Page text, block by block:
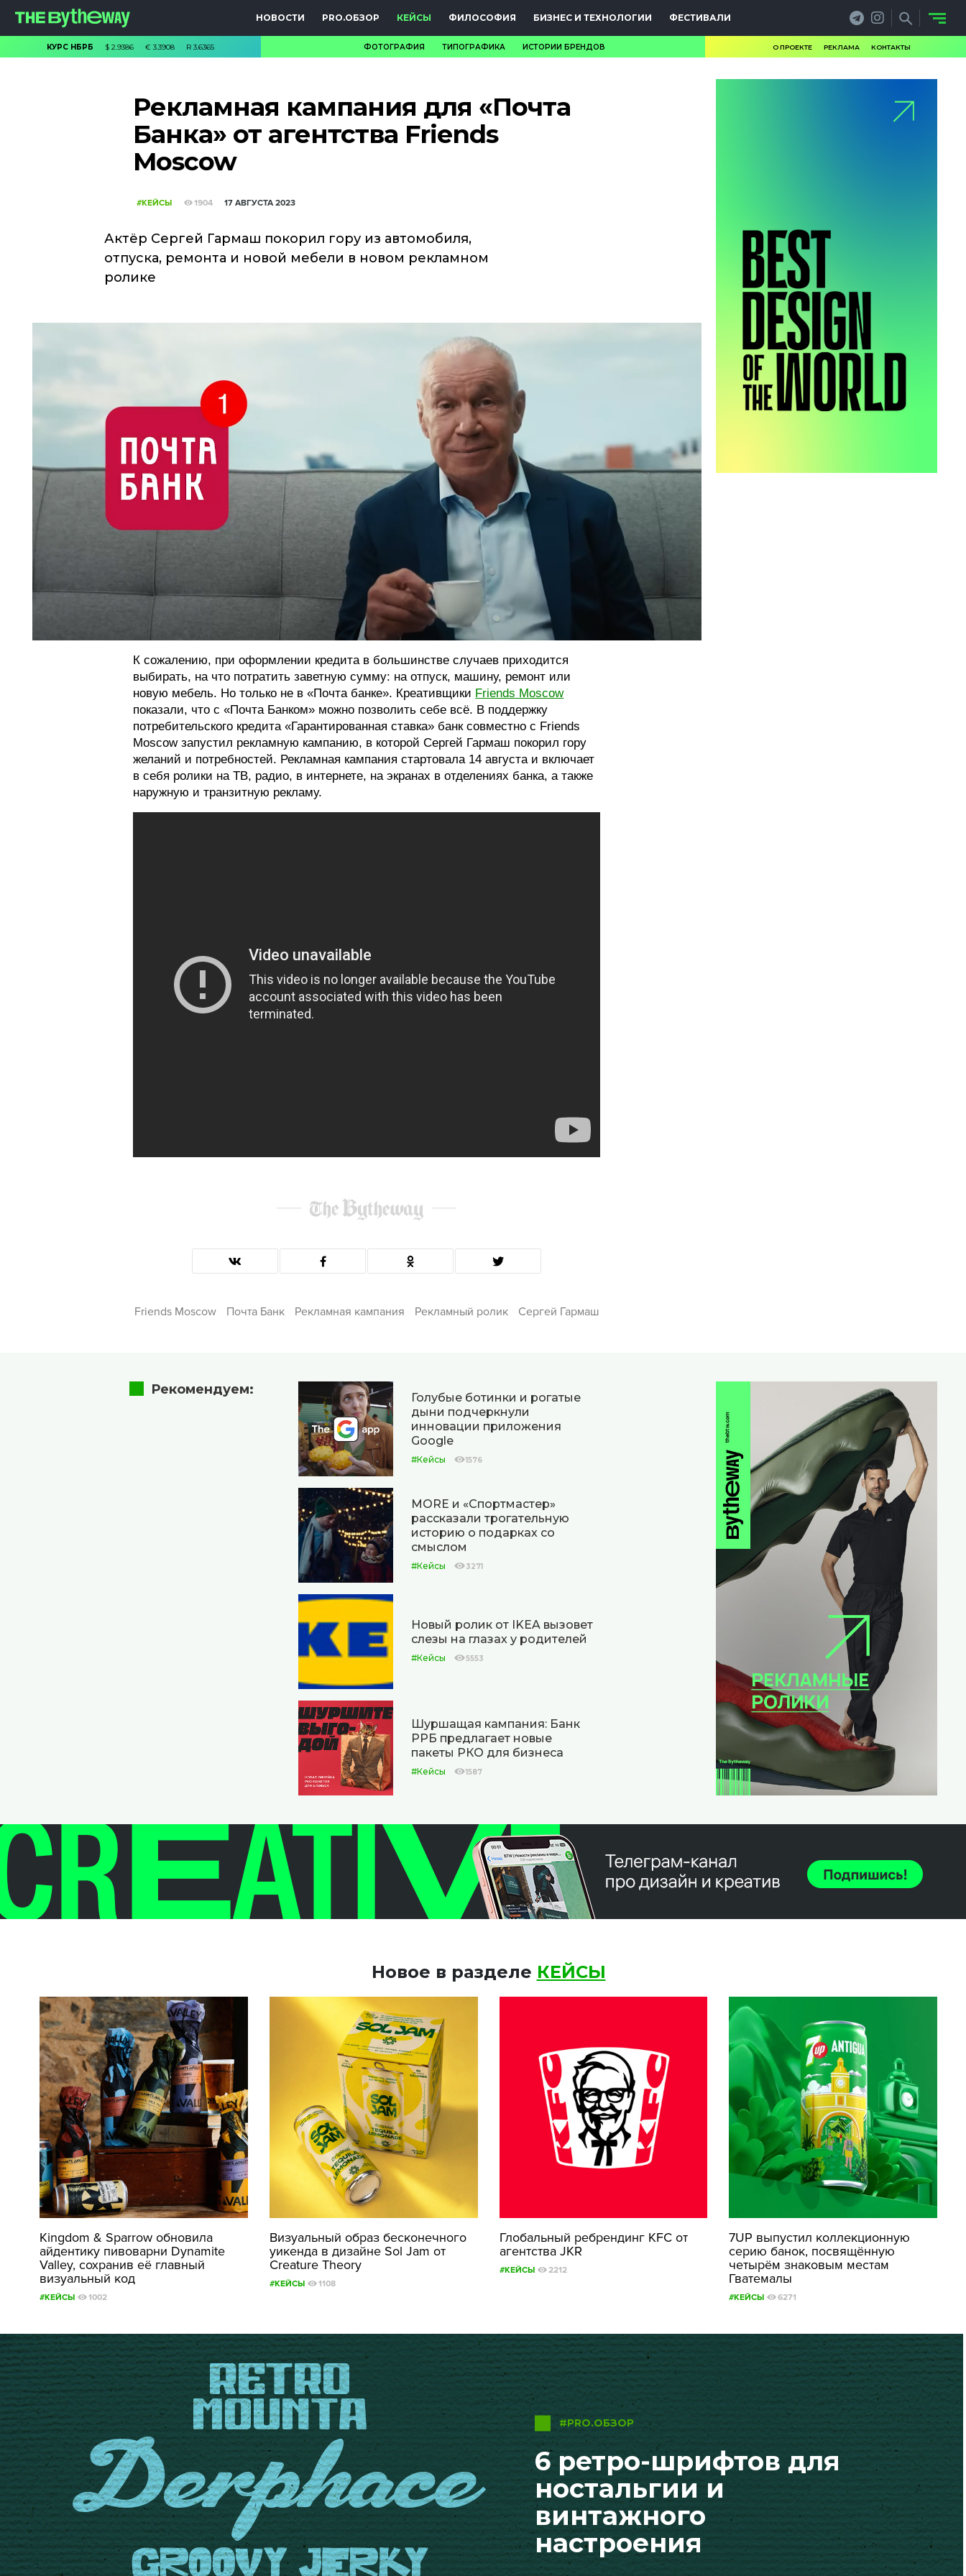
НОВОСТИ PRO.ОБЗОР КЕЙСЫ ФИЛОСОФИЯ БИЗНЕС И ТЕХНОЛОГИИ ФЕСТИВАЛИ
КУРС НБРБ $2.9386 € 3.3908 R3.6365 ФОТОГРАФИЯ ТИПОГРАФИКА ИСТОРИИ БРЕНДОВ О ПРОЕКТЕ РЕКЛАМА КОНТАКТЫ
Рекламная кампания для «Почта
Банка» от агентства Friends
Moscow
#КЕЙСЫ 1904 17 АВГУСТА 2023
Актёр Сергей Гармаш покорил гору из автомобиля,
отпуска, ремонта и новой мебели в новом рекламном
ролике
К сожалению, при оформлении кредита в большинстве случаев приходится
выбирать, на что потратить заветную сумму: на отпуск, машину, ремонт или
новую мебель. Но только не в «Почта банке». Креативщики Friends Moscow
показали, что с «Почта Банком» можно позволить себе всё. В поддержку
потребительского кредита «Гарантированная ставка» банк совместно с Friends
Moscow запустил рекламную кампанию, в которой Сергей Гармаш покорил гору
желаний и потребностей. Рекламная кампания стартовала 14 августа и включает
в себя ролики на ТВ, радио, в интернете, на экранах в отделениях банка, а также
наружную и транзитную рекламу.
Friends Moscow Почта Банк Рекламная кампания Рекламный ролик Сергей Гармаш
Рекомендуем:
Голубые ботинки и рогатые
дыни подчеркнули
инновации приложения
Google
#Кейсы 1576
MORE и «Спортмастер»
рассказали трогательную
историю о подарках со
смыслом
#Кейсы 3271
Новый ролик от IKEA вызовет
слезы на глазах у родителей
#Кейсы 5553
Шуршащая кампания: Банк
РРБ предлагает новые
пакеты РКО для бизнеса
#Кейсы 1587
Новое в разделе КЕЙСЫ
Kingdom & Sparrow обновила
айдентику пивоварни Dynamite
Valley, сохранив её главный
визуальный код
#КЕЙСЫ 1002
Визуальный образ бесконечного
уикенда в дизайне Sol Jam от
Creature Theory
#КЕЙСЫ 1108
Глобальный ребрендинг KFC от
агентства JKR
#КЕЙСЫ 2212
7UP выпустил коллекционную
серию банок, посвящённую
четырём знаковым местам
Гватемалы
#КЕЙСЫ 6271
#PRO.ОБЗОР
6 ретро-шрифтов для
ностальгии и
винтажного
настроения
PRO.ОБЗОР
КЕЙСЫ
БИЗНЕС И
ТЕХНОЛОГИИ
ФОТОГРАФИЯ
ТИПОГРАФИКА
ИСТОРИИ БРЕНДОВ
О ПРОЕКТЕ
РЕКЛАМА